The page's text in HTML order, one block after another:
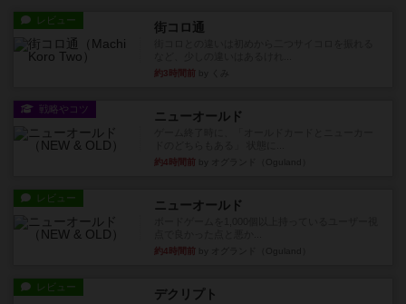
レビュー 街コロ通
約3時間前
戦略やコツ ニューオールド
約4時間前
レビュー ニューオールド
約4時間前
レビュー デクリプト